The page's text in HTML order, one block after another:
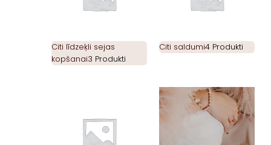
Citi līdzeķli sejas
kopšanai3 Produkti
Citi saldumi4 Produkti